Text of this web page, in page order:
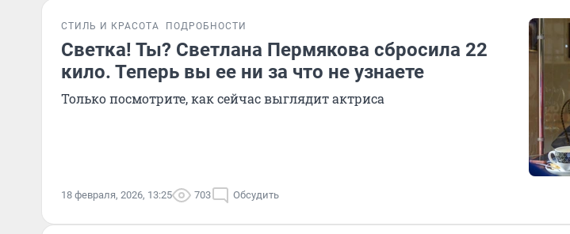
СТИЛЬ И КРАСОТА ПОДРОБНОСТИ
Светка! Ты? Светлана Пермякова сбросила 22
кило. Теперь вы ее ни за что не узнаете
Только посмотрите, как сейчас выглядит актриса
18 февраля, 2026, 13:25 703 Обсудить